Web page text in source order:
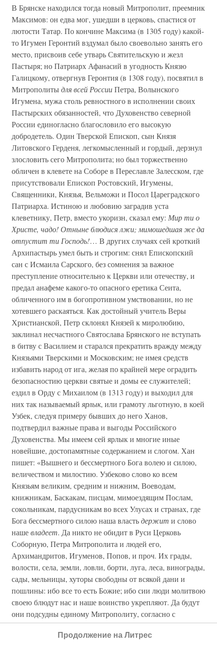
В Брянске находился тогда новый Митрополит, преемник
Максимов: он едва мог, ушедши в церковь, спастися от
лютости Татар. По кончине Максима (в 1305 году) какой-
то Игумен Геронтий вздумал было своевольно занять его
место, присвоив себе утварь Святительскую и жезл
Пастыря; но Патриарх Афанасий в угодность Князю
Галицкому, отвергнув Геронтия (в 1308 году), посвятил в
Митрополитыдля всей РоссииПетра, Волынского
Игумена, мужа столь ревностного в исполнении своих
Пастырских обязанностей, что Духовенство северной
России единогласно благословило его высокую
добродетель. Один Тверской Епископ, сын Князя
Литовского Герденя, легкомысленный и гордый, дерзнул
злословить сего Митрополита; но был торжественно
обличен в клевете на Соборе в Переславле Залесском, где
присутствовали Епископ Ростовский, Игумены,
Священники, Князья, Вельможи и Посол Цареградского
Патриарха. Истиною и любовию заградив уста
клеветнику, Петр, вместо укоризн, сказал ему: Мир ти о
Христе, чадо! Отныне блюдися лжи; мимошедшая же да
отпустит ти Господь!… В других случаях сей кроткий
Архипастырь умел быть и строгим: снял Епископский
сан с Исмаила Сарского, без сомнения за важное
преступление относительно к Церкви или отечеству, и
предал анафеме какого-то опасного еретика Сеита,
обличенного им в богопротивном умствовании, но не
хотевшего раскаяться. Как достойный учитель Веры
Христианской, Петр склонял Князей к миролюбию,
заклинал несчастного Святослава Брянского не вступать
в битву с Василием и старался прекратить вражду между
Князьями Тверскими и Московским; не имея средств
избавить народ от ига, желая по крайней мере оградить
безопасностию церкви святые и домы ее служителей;
ездил в Орду с Михаилом (в 1313 году) и выходил для
них так называемый ярлык, или грамоту льготную, в коей
Узбек, следуя примеру бывших до него Ханов,
подтвердил важные права и выгоды Российского
Духовенства. Мы имеем сей ярлык и многие иные
новейшие, достопамятные содержанием и слогом. Хан
пишет: «Вышнего и бессмертного Бога волею и силою,
величеством и милостию. Узбеково слово ко всем
Князьям великим, средним и нижним, Воеводам,
книжникам, Баскакам, писцам, мимоездящим Послам,
сокольникам, пардусникам во всех Улусах и странах, где
Бога бессмертного силою наша властьдержит и слово
нашевладеет. Да никто не обидит в Руси Церковь
Соборную, Петра Митрополита и людей его,
Архимандритов, Игуменов, Попов, и проч. Их грады,
волости, села, земли, ловли, борти, луга, леса, винограды,
сады, мельницы, хуторы свободны от всякой дани и
пошлины: ибо все то есть Божие; ибо сии люди молитвою
своею блюдут нас и наше воинство укрепляют. Да будут
они подсудны единому Митрополиту, согласно с
древним законом их и грамотами прежних Царей
Ординских. Да пребывает Митрополит в тихом и
Продолжение на Литрес